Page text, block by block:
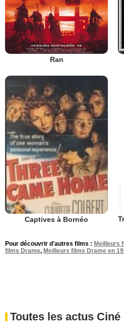
Ran
Captives à Bornéo
Pour découvrir d'autres films : Meilleurs
films Drame, Meilleurs films Drame en
Toutes les actus Ciné